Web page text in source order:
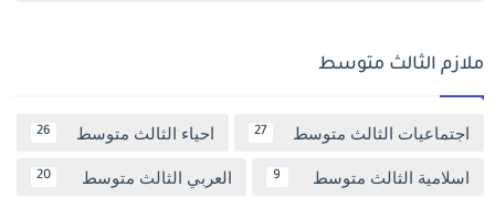
ملازم الثالث متوسط
اجتماعيات الثالث متوسط 27 احياء الثالث متوسط 26
اسلامية الثالث متوسط 9 العربي الثالث متوسط 20